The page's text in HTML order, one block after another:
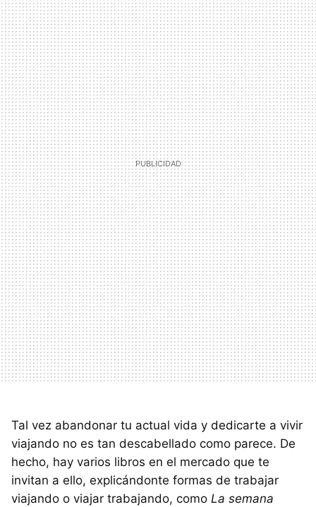
Tal vez abandonar tu actual vida y dedicarte a vivir
viajando no es tan descabellado como parece. De
hecho, hay varios libros en el mercado que te
invitan a ello, explicándonte formas de trabajar
viajando o viajar trabajando, como La semana